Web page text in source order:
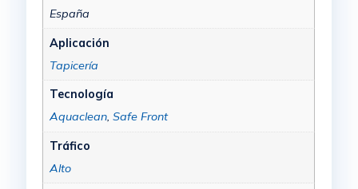
España
Aplicación
Tapicería
Tecnología
Aquaclean, Safe Front
Tráfico
Alto